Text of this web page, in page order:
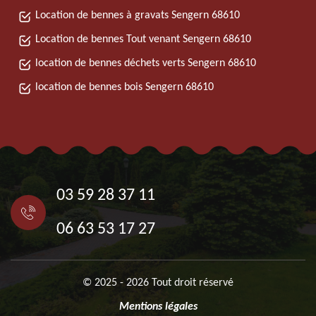
Location de bennes à gravats Sengern 68610
Location de bennes Tout venant Sengern 68610
location de bennes déchets verts Sengern 68610
location de bennes bois Sengern 68610
03 59 28 37 11
06 63 53 17 27
© 2025 - 2026 Tout droit réservé
Mentions légales